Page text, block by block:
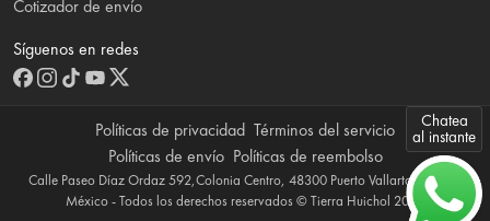
Chatea
al instante
Cotizador de envío
Síguenos en redes
Políticas de privacidad Términos del servicio
Políticas de envío Políticas de reembolso
Calle Paseo Díaz Ordaz 592,Colonia Centro, 48300 Puerto Vallarta, Jalisco,
México - Todos los derechos reservados © Tierra Huichol 2026